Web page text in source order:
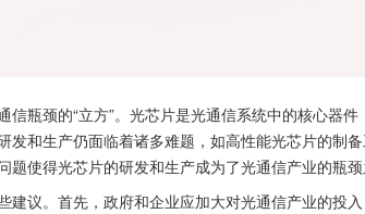
信瓶颈的“立方”。光芯片是光通信系统中的核心器
发和生产仍面临着诸多难题，如高性能光芯片的制
使得光芯片的研发和生产成为了光通信产业的瓶颈
建议。首先，政府和企业应加大对光通信产业的投